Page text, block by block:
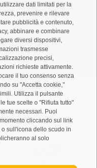
dati limitati per la
prevenire e rilevare
pubblicità e contenuto,
abbinare e combinare
diversi dispositivi,
trasmesse
precisi,
richieste attivamente.
il tuo consenso senza
su "Accetta cookie,"
Utilizza il pulsante
tue scelte o "Rifiuta tutto"
necessari. Puoi
cliccando sul link
sull'icona dello scudo in
al solo
, autorizzo il Titolare al
Policy • Privacy •
passion by